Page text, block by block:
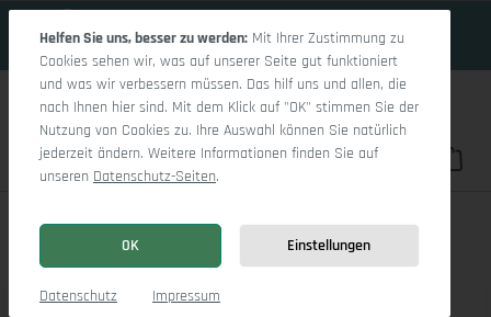
Du hast 0
Marco LO Aho gr Medium L (mit Funktionen)
Bildergalerie überspringen
Helfen Sie uns, besser zu werden: Mit Ihrer Zustimmung zu
Cookies sehen wir, was auf unserer Seite gut funktioniert
und was wir verbessern müssen. Das hilf uns und allen, die
nach Ihnen hier sind. Mit dem Klick auf "OK" stimmen Sie der
Nutzung von Cookies zu. Ihre Auswahl können Sie natürlich
jederzeit ändern. Weitere Informationen finden Sie auf
unseren Datenschutz-Seiten.
OK Einstellungen
Datenschutz Impressum